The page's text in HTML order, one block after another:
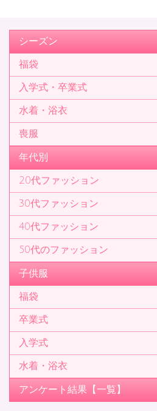
シーズン
福袋
入学式・卒業式
水着・浴衣
喪服
年代別
20代ファッション
30代ファッション
40代ファッション
50代のファッション
子供服
福袋
卒業式
入学式
水着・浴衣
アンケート結果【一覧】